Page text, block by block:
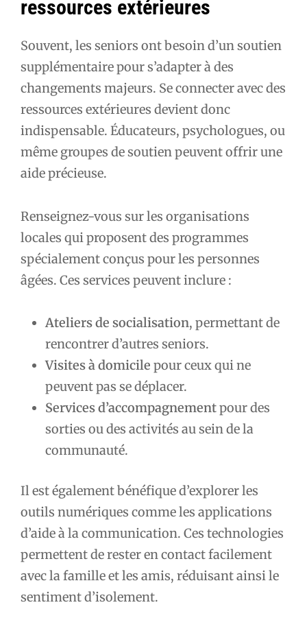
ressources extérieures
Souvent, les seniors ont besoin d’un soutien
supplémentaire pour s’adapter à des
changements majeurs. Se connecter avec des
ressources extérieures devient donc
indispensable. Éducateurs, psychologues, ou
même groupes de soutien peuvent offrir une
aide précieuse.
Renseignez-vous sur les organisations
locales qui proposent des programmes
spécialement conçus pour les personnes
âgées. Ces services peuvent inclure :
Ateliers de socialisation, permettant de
rencontrer d’autres seniors.
Visites à domicile pour ceux qui ne
peuvent pas se déplacer.
Services d’accompagnementpour des
sorties ou des activités au sein de la
communauté.
Il est également bénéfique d’explorer les
outils numériques comme les applications
d’aide à la communication. Ces technologies
permettent de rester en contact facilement
avec la famille et les amis, réduisant ainsi le
sentiment d’isolement.